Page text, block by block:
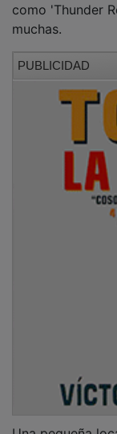
como 'Thunder
muchas.
PUBLICIDAD